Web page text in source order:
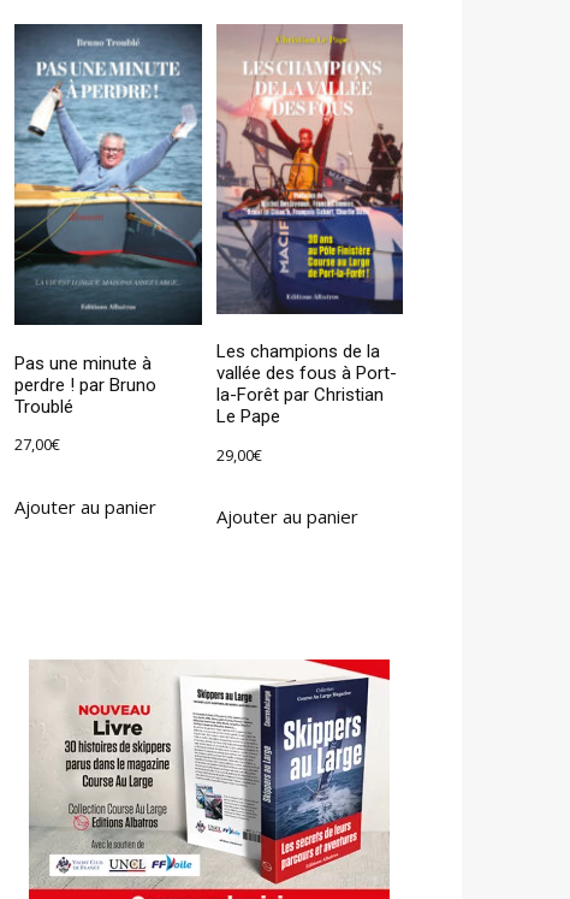
Pas une minute à
perdre ! par Bruno
Troublé
27,00€
Ajouter au panier
Les champions de la
vallée des fous à Port-
la-Forêt par Christian
Le Pape
29,00€
Ajouter au panier